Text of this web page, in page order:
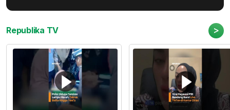
Republika TV >